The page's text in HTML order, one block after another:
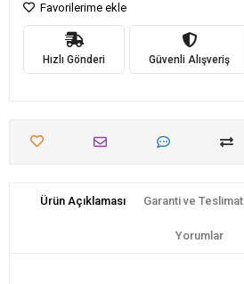
Favorilerime ekle
Hızlı Gönderi Güvenli Alışveriş
Ürün Açıklaması Garanti ve Teslimat
Yorumlar